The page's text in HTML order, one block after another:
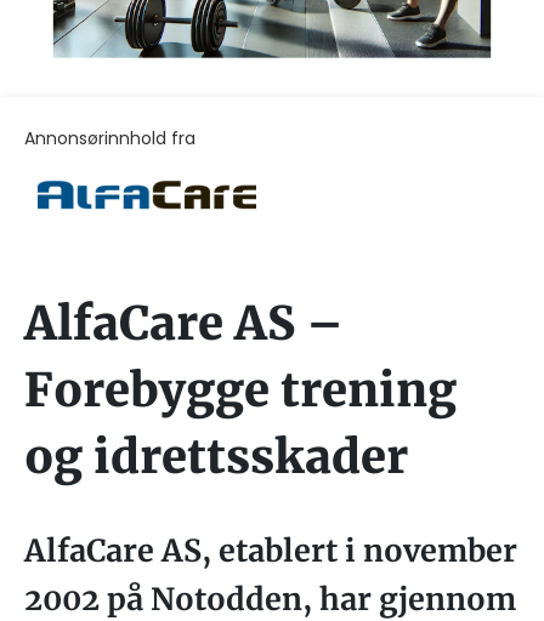
Annonsørinnhold fra
AlfaCare AS –
Forebygge trening
og idrettsskader
AlfaCare AS, etablert i november
2002 på Notodden, har gjennom